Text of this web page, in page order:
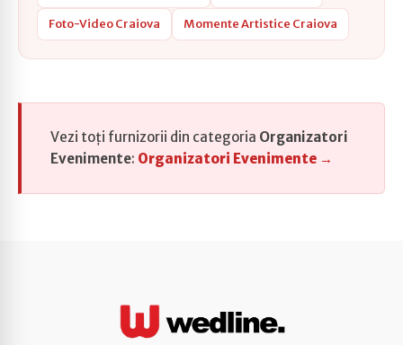
Foto-Video Craiova Momente Artistice Craiova
Vezi toți furnizorii din categoria Organizatori
Evenimente: Organizatori Evenimente →